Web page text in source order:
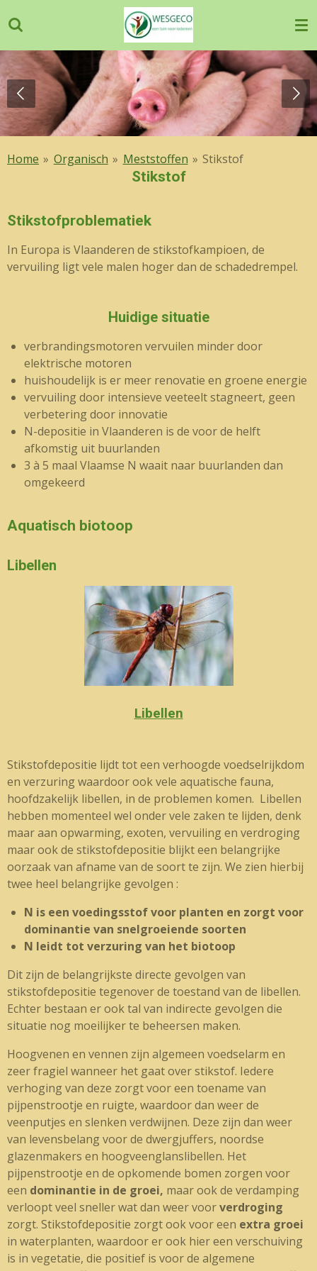
direct
naar
de
hoofdinhoud
Home » Organisch » Meststoffen » Stikstof
Stikstof
Stikstofproblematiek
In Europa is Vlaanderen de stikstofkampioen, de
vervuiling ligt vele malen hoger dan de schadedrempel.
Huidige situatie
verbrandingsmotoren vervuilen minder door
elektrische motoren
huishoudelijk is er meer renovatie en groene energie
vervuiling door intensieve veeteelt stagneert, geen
verbetering door innovatie
N-depositie in Vlaanderen is de voor de helft
afkomstig uit buurlanden
3 à 5 maal Vlaamse N waait naar buurlanden dan
omgekeerd
Aquatisch biotoop
Libellen
Libellen
Stikstofdepositie lijdt tot een verhoogde voedselrijkdom
en verzuring waardoor ook vele aquatische fauna,
hoofdzakelijk libellen, in de problemen komen. Libellen
hebben momenteel wel onder vele zaken te lijden, denk
maar aan opwarming, exoten, vervuiling en verdroging
maar ook de stikstofdepositie blijkt een belangrijke
oorzaak van afname van de soort te zijn. We zien hierbij
twee heel belangrijke gevolgen :
N is een voedingsstof voor planten en zorgt voor
dominantie van snelgroeiende soorten
N leidt tot verzuring van het biotoop
Dit zijn de belangrijkste directe gevolgen van
stikstofdepositie tegenover de toestand van de libellen.
Echter bestaan er ook tal van indirecte gevolgen die
situatie nog moeilijker te beheersen maken.
Hoogvenen en vennen zijn algemeen voedselarm en
zeer fragiel wanneer het gaat over stikstof. Iedere
verhoging van deze zorgt voor een toename van
pijpenstrootje en ruigte, waardoor dan weer de
veenputjes en slenken verdwijnen. Deze zijn dan weer
van levensbelang voor de dwergjuffers, noordse
glazenmakers en hoogveenglanslibellen. Het
pijpenstrootje en de opkomende bomen zorgen voor
een dominantie in de groei, maar ook de verdamping
verloopt veel sneller wat dan weer voorverdroging
zorgt. Stikstofdepositie zorgt ook voor een extra groei
in waterplanten, waardoor er ook hier een verschuiving
is in vegetatie, die positief is voor de algemene